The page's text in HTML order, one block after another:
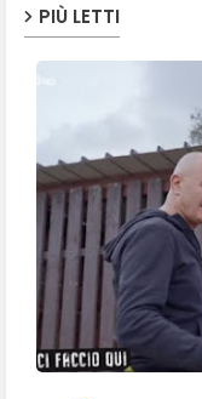
PIÙ LETTI